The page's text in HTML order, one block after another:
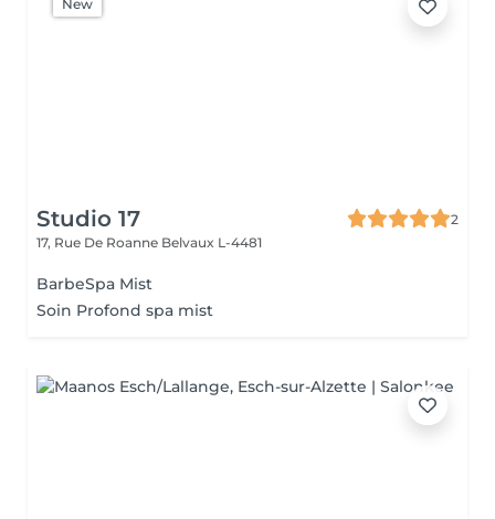
New
Studio 17
2
17, Rue De Roanne Belvaux L-4481
BarbeSpa Mist
Soin Profond spa mist